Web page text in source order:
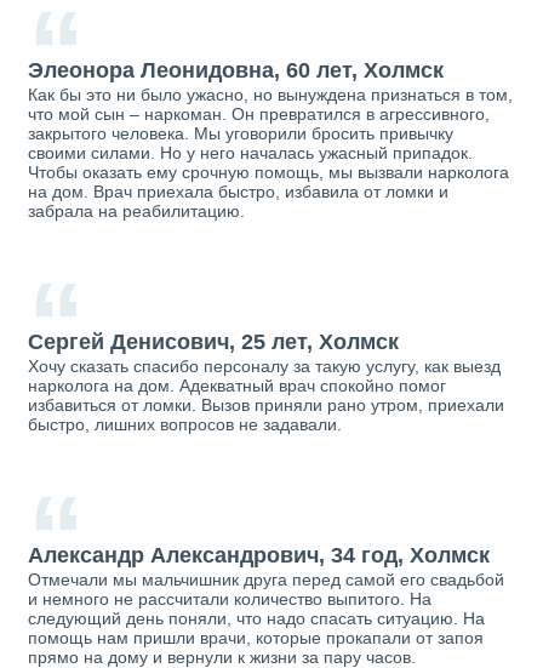
“
Элеонора Леонидовна, 60 лет, Холмск
Как бы это ни было ужасно, но вынуждена признаться в том,
что мой сын – наркоман. Он превратился в агрессивного,
закрытого человека. Мы уговорили бросить привычку
своими силами. Но у него началась ужасный припадок.
Чтобы оказать ему срочную помощь, мы вызвали нарколога
на дом. Врач приехала быстро, избавила от ломки и
забрала на реабилитацию.
“
Сергей Денисович, 25 лет, Холмск
Хочу сказать спасибо персоналу за такую услугу, как выезд
нарколога на дом. Адекватный врач спокойно помог
избавиться от ломки. Вызов приняли рано утром, приехали
быстро, лишних вопросов не задавали.
“
Александр Александрович, 34 год, Холмск
Отмечали мы мальчишник друга перед самой его свадьбой
и немного не рассчитали количество выпитого. На
следующий день поняли, что надо спасать ситуацию. На
помощь нам пришли врачи, которые прокапали от запоя
прямо на дому и вернули к жизни за пару часов.